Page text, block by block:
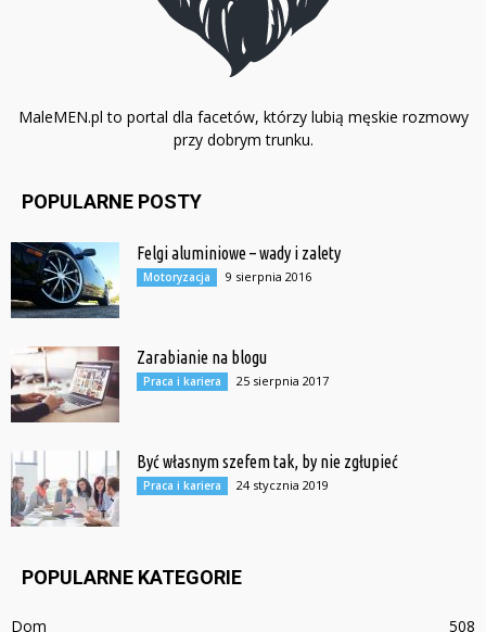
MaleMEN.pl to portal dla facetów, którzy lubią męskie rozmowy
przy dobrym trunku.
POPULARNE POSTY
Felgi aluminiowe – wady i zalety
Motoryzacja 9 sierpnia 2016
Zarabianie na blogu
Praca i kariera 25 sierpnia 2017
Być własnym szefem tak, by nie zgłupieć
Praca i kariera 24 stycznia 2019
POPULARNE KATEGORIE
Dom 508